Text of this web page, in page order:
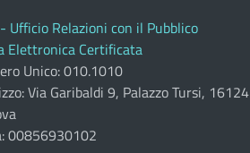
Ufficio Relazioni con il Pubblico
Elettronica Certificata
Unico: 010.1010
Via Garibaldi 9, Palazzo Tursi, 16124
00856930102